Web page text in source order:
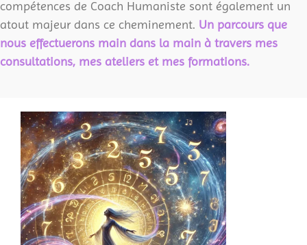
compétences de Coach Humaniste sont également un
atout majeur dans ce cheminement. Un parcours que
nous effectuerons main dans la main à travers mes
consultations, mes ateliers et mes formations.